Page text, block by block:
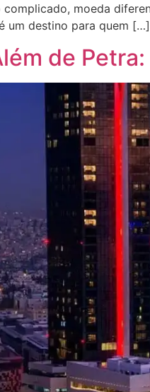
moeda
um destino para quem […]
de